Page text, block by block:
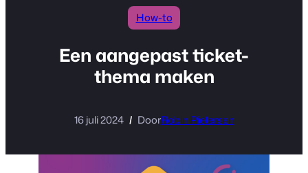
How-to
Een aangepast ticket-
thema maken
16 juli 2024 DoorRobin Pietersen